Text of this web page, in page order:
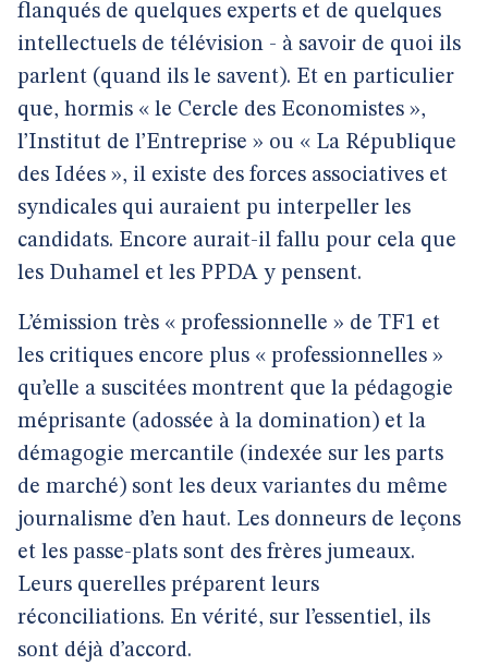
flanqués de quelques experts et de quelques
intellectuels de télévision - à savoir de quoi ils
parlent (quand ils le savent). Et en particulier
que, hormis « le Cercle des Economistes »,
l’Institut de l’Entreprise » ou « La République
des Idées », il existe des forces associatives et
syndicales qui auraient pu interpeller les
candidats. Encore aurait-il fallu pour cela que
les Duhamel et les PPDA y pensent.
L’émission très « professionnelle » de TF1 et
les critiques encore plus « professionnelles »
qu’elle a suscitées montrent que la pédagogie
méprisante (adossée à la domination) et la
démagogie mercantile (indexée sur les parts
de marché) sont les deux variantes du même
journalisme d’en haut. Les donneurs de leçons
et les passe-plats sont des frères jumeaux.
Leurs querelles préparent leurs
réconciliations. En vérité, sur l’essentiel, ils
sont déjà d’accord.